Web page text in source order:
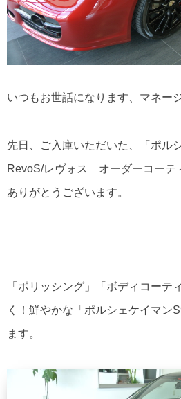
いつもお世話になります、マネー
先日、ご入庫いただいた、「ポル
RevoS/レヴォス オーダーコーテ
ありがとうございます。
「ポリッシング」「ボディコーテ
く！鮮やかな「ポルシェケイマン
ます。